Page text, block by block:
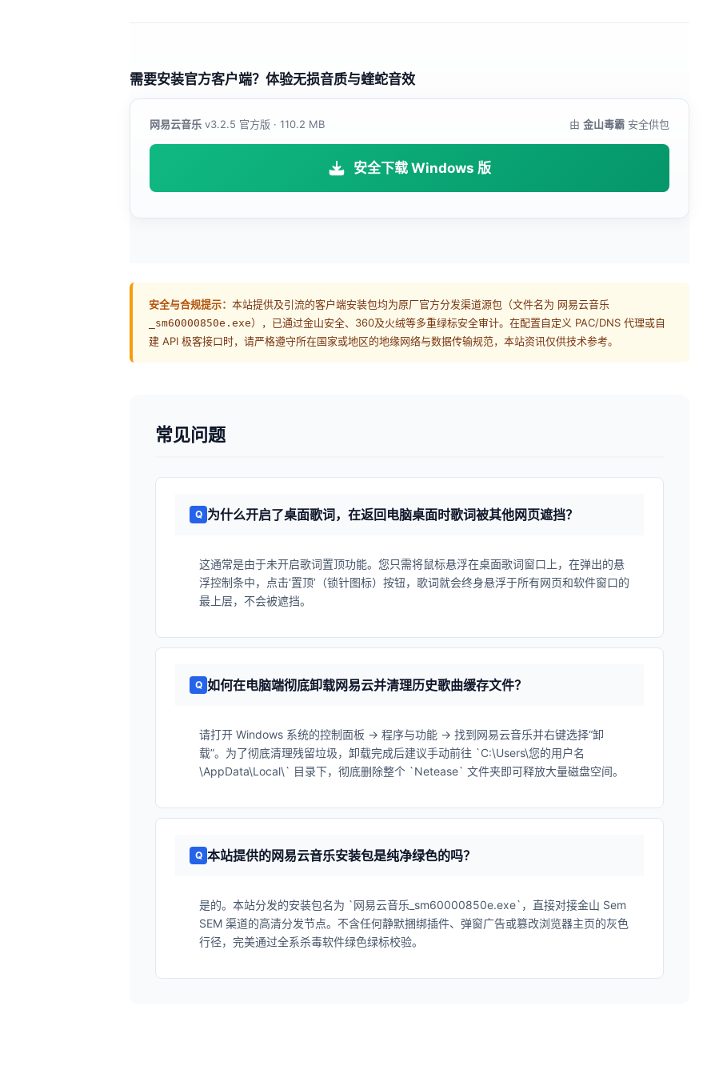
需要安装官方客户端？体验无损音质与蝰蛇音效
网易云音乐 v3.2.5 官方版 · 110.2 MB 由 金山毒霸 安全供包
安全下载 Windows 版
安全与合规提示： 本站提供及引流的客户端安装包均为原厂官方分发渠道源包（文件名为 网易云音乐
_sm60000850e.exe），已通过金山安全、360及火绒等多重绿标安全审计。在配置自定义 PAC/DNS 代理或自
建 API 极客接口时，请严格遵守所在国家或地区的地缘网络与数据传输规范，本站资讯仅供技术参考。
常见问题
为什么开启了桌面歌词，在返回电脑桌面时歌词被其他网页遮挡？
这通常是由于未开启歌词置顶功能。您只需将鼠标悬浮在桌面歌词窗口上，在弹出的悬
浮控制条中，点击‘置顶’（锁针图标）按钮，歌词就会终身悬浮于所有网页和软件窗口的
最上层，不会被遮挡。
如何在电脑端彻底卸载网易云并清理历史歌曲缓存文件？
请打开 Windows 系统的控制面板 -> 程序与功能 -> 找到网易云音乐并右键选择“卸
载”。为了彻底清理残留垃圾，卸载完成后建议手动前往 `C:\Users\您的用户名
\AppData\Local\` 目录下，彻底删除整个 `Netease` 文件夹即可释放大量磁盘空间。
本站提供的网易云音乐安装包是纯净绿色的吗？
是的。本站分发的安装包名为 `网易云音乐_sm60000850e.exe`，直接对接金山 Sem
SEM 渠道的高清分发节点。不含任何静默捆绑插件、弹窗广告或篡改浏览器主页的灰色
行径，完美通过全系杀毒软件绿色绿标校验。